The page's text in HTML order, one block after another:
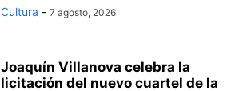
Cultura - 7 agosto, 2026
Joaquín Villanova celebra la
licitación del nuevo cuartel de la